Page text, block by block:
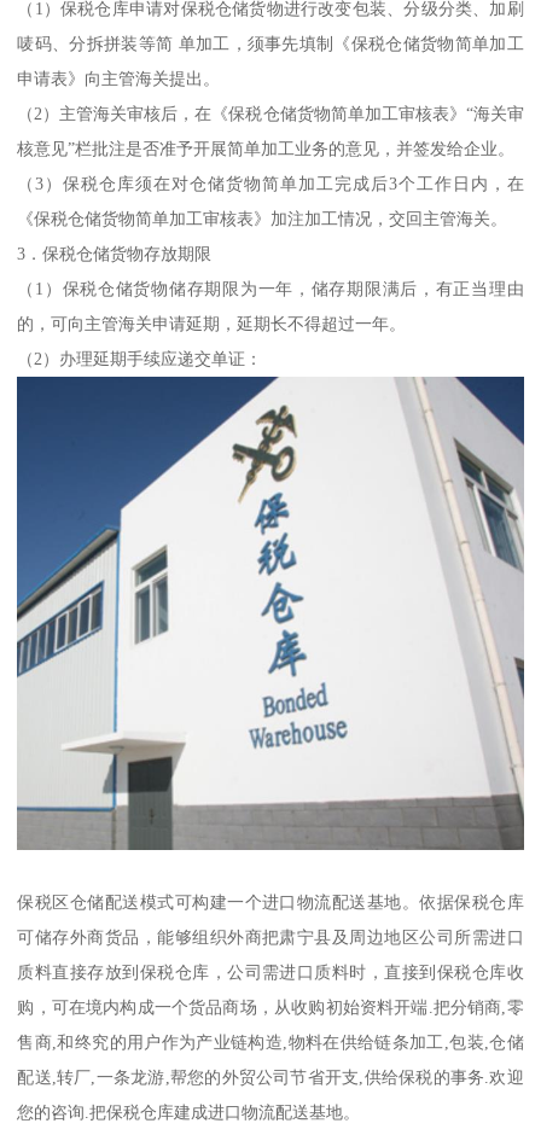
（1）保税仓库申请对保税仓储货物进行改变包装、分级分类、加刷
唛码、分拆拼装等简 单加工，须事先填制《保税仓储货物简单加工
申请表》向主管海关提出。
（2）主管海关审核后，在《保税仓储货物简单加工审核表》“海关审
核意见”栏批注是否准予开展简单加工业务的意见，并签发给企业。
（3）保税仓库须在对仓储货物简单加工完成后3个工作日内，在
《保税仓储货物简单加工审核表》加注加工情况，交回主管海关。
3．保税仓储货物存放期限
（1）保税仓储货物储存期限为一年，储存期限满后，有正当理由
的，可向主管海关申请延期，延期长不得超过一年。
（2）办理延期手续应递交单证：
保税区仓储配送模式可构建一个进口物流配送基地。依据保税仓库
可储存外商货品，能够组织外商把肃宁县及周边地区公司所需进口
质料直接存放到保税仓库，公司需进口质料时，直接到保税仓库收
购，可在境内构成一个货品商场，从收购初始资料开端.把分销商,零
售商,和终究的用户作为产业链构造,物料在供给链条加工,包装,仓储
配送,转厂,一条龙游,帮您的外贸公司节省开支,供给保税的事务.欢迎
您的咨询.把保税仓库建成进口物流配送基地。